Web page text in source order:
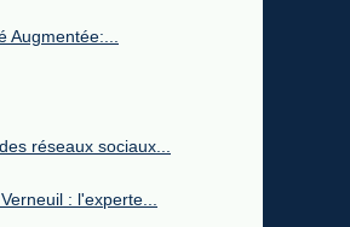
Augmentée:...
réseaux sociaux...
: l'experte...